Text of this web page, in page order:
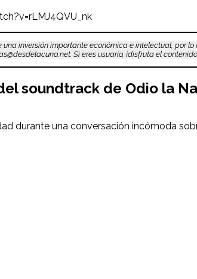
inversión importante económica e intelectual, por lo
Si eres usuario, ¡disfruta el
soundtrack de Odio la
durante una conversación incómoda